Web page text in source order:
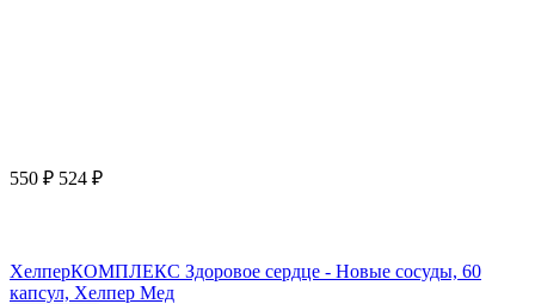
550 ₽ 524 ₽
ХелперКОМПЛЕКС Здоровое сердце - Новые сосуды, 60
капсул, Хелпер Мед